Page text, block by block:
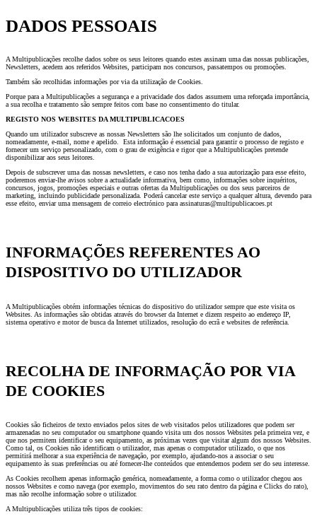
DADOS PESSOAIS
A Multipublicações recolhe dados sobre os seus leitores quando estes assinam uma das nossas publicações,
Newsletters, acedem aos referidos Websites, participam nos concursos, passatempos ou promoções.
Também são recolhidas informações por via da utilização de Cookies.
Porque para a Multipublicações a segurança e a privacidade dos dados assumem uma reforçada importância,
a sua recolha e tratamento são sempre feitos com base no consentimento do titular.
REGISTO NOS WEBSITES DA MULTIPUBLICACOES
Quando um utilizador subscreve as nossas Newsletters são lhe solicitados um conjunto de dados,
nomeadamente, e-mail, nome e apelido. Esta informação é essencial para garantir o processo de registo e
fornecer um serviço personalizado, com o grau de exigência e rigor que a Multipublicações pretende
disponibilizar aos seus leitores.
Depois de subscrever uma das nossas newsletters, e caso nos tenha dado a sua autorização para esse efeito,
poderemos enviar-lhe avisos sobre a actualidade informativa, bem como, informações sobre inquéritos,
concursos, jogos, promoções especiais e outras ofertas da Multipublicações ou dos seus parceiros de
marketing, incluindo publicidade personalizada. Poderá cancelar este serviço a qualquer altura, devendo para
esse efeito, enviar uma mensagem de correio electrónico para assinaturas@multipublicacoes.pt
INFORMAÇÕES REFERENTES AO
DISPOSITIVO DO UTILIZADOR
A Multipublicações obtém informações técnicas do dispositivo do utilizador sempre que este visita os
Websites. As informações são obtidas através do browser da Internet e dizem respeito ao endereço IP,
sistema operativo e motor de busca da Internet utilizados, resolução do ecrã e websites de referência.
RECOLHA DE INFORMAÇÃO POR VIA
DE COOKIES
Cookies são ficheiros de texto enviados pelos sites de web visitados pelos utilizadores que podem ser
armazenadas no seu computador ou smartphone quando visita um dos nossos Websites pela primeira vez, e
que nos permitem identificar o seu equipamento, as próximas vezes que visitar algum dos nossos Websites.
Como tal, os Cookies não identificam o utilizador, mas apenas o computador utilizado, o que nos
permitirá melhorar a sua experiência de navegação, por exemplo, ajudando-nos a associar o seu
equipamento às suas preferências ou até fornecer-lhe conteúdos que entendemos podem ser do seu interesse.
As Cookies recolhem apenas informação genérica, nomeadamente, a forma como o utilizador chegou aos
nossos Websites e como navega (por exemplo, movimentos do seu rato dentro da página e Clicks do rato),
mas não recolhe informação sobre o utilizador.
A Multipublicações utiliza três tipos de cookies: